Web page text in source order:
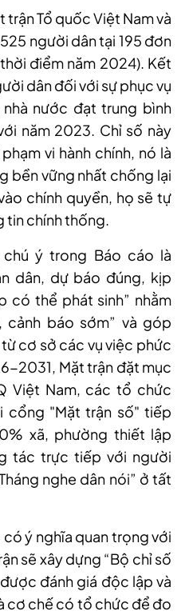
Tổ quốc Việt Nam và
người dân tại 195 đơn
điểm năm 2024). Kết
dân đối với sự phục vụ
nước đạt trung bình
năm 2023. Chỉ số này
vi hành chính, nó là
bền vững nhất chống lại
chính quyền, họ sẽ tự
tin chính thống.
ý trong Báo cáo là
dân, dự báo đúng, kịp
có thể phát sinh” nhằm
cảnh báo sớm” và góp
cơ sở các vụ việc phức
2031, Mặt trận đặt mục
Việt Nam, các tổ chức
cổng "Mặt trận số" tiếp
xã, phường thiết lập
tác trực tiếp với người
nghe dân nói” ở tất
ý nghĩa quan trọng với
sẽ xây dựng “Bộ chỉ số
đánh giá độc lập và
cơ chế có tổ chức để đo